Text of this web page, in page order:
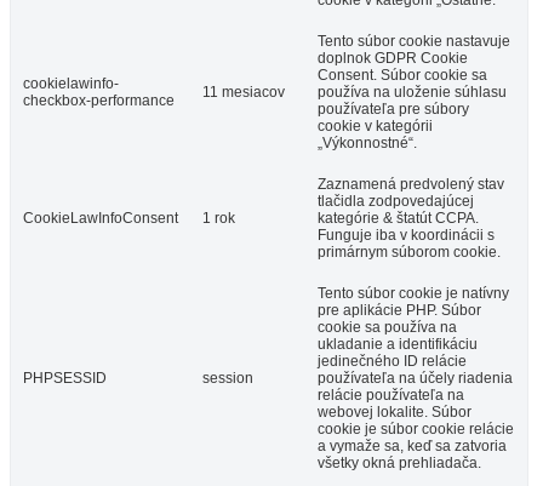
cookielawinfo-
checkbox-performance
11 mesiacov
Tento súbor cookie nastavuje
doplnok GDPR Cookie
Consent. Súbor cookie sa
používa na uloženie súhlasu
používateľa pre súbory
cookie v kategórii
„Výkonnostné“.
CookieLawInfoConsent 1 rok
Zaznamená predvolený stav
tlačidla zodpovedajúcej
kategórie & štatút CCPA.
Funguje iba v koordinácii s
primárnym súborom cookie.
PHPSESSID session
Tento súbor cookie je natívny
pre aplikácie PHP. Súbor
cookie sa používa na
ukladanie a identifikáciu
jedinečného ID relácie
používateľa na účely riadenia
relácie používateľa na
webovej lokalite. Súbor
cookie je súbor cookie relácie
a vymaže sa, keď sa zatvoria
všetky okná prehliadača.